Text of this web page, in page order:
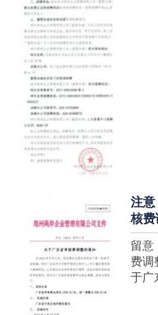
注意
核费
留意
费调
于广